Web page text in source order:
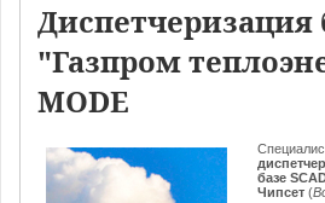
"Газпром
MODE
базе
Чипсет (